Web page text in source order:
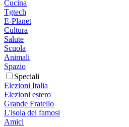
Cucina
Tgtech
E-Planet
Cultura
Salute
Scuola
Animali
Spazio
Speciali
Elezioni Italia
Elezioni estero
Grande Fratello
L'isola dei famosi
Amici